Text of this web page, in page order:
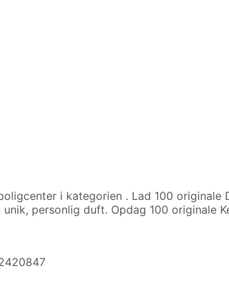
i kategorien . Lad 100 originale
personlig duft. Opdag 100 originale